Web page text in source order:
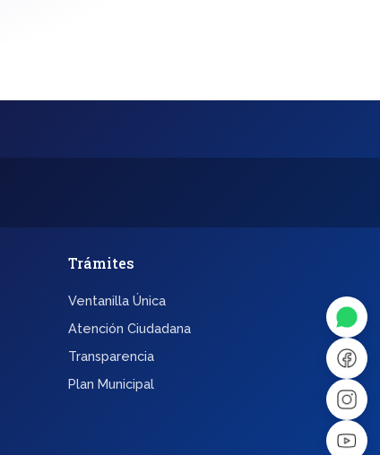
Trámites
Ventanilla Única
Atención Ciudadana
Transparencia
Plan Municipal
↔
Dx